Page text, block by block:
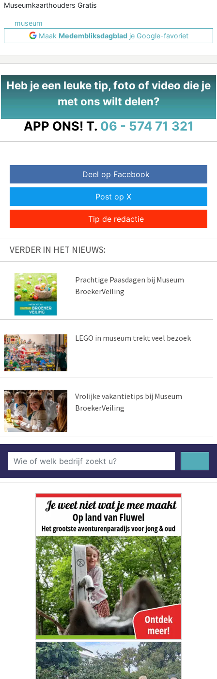
Museumkaarthouders Gratis
museum
Maak Medembliksdagbladje Google-favoriet
Heb je een leuke tip, foto of video die je
met ons wilt delen?
APP ONS! T. 06 - 574 71 321
Deel op Facebook
Post op X
Tip de redactie
VERDER IN HET NIEUWS:
Prachtige Paasdagen bij Museum
BroekerVeiling
LEGO in museum trekt veel bezoek
Vrolijke vakantietips bij Museum
BroekerVeiling